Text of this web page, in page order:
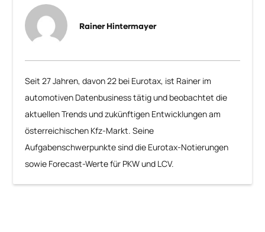
Rainer Hintermayer
Seit 27 Jahren, davon 22 bei Eurotax, ist Rainer im
automotiven Datenbusiness tätig und beobachtet die
aktuellen Trends und zukünftigen Entwicklungen am
österreichischen Kfz-Markt. Seine
Aufgabenschwerpunkte sind die Eurotax-Notierungen
sowie Forecast-Werte für PKW und LCV.